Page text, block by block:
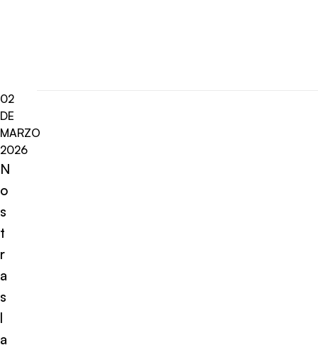
02
DE
MARZO
2026
N
o
s
t
r
a
s
l
a